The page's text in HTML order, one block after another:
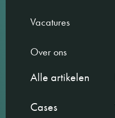
Vacatures
Over ons
Alle artikelen
Cases